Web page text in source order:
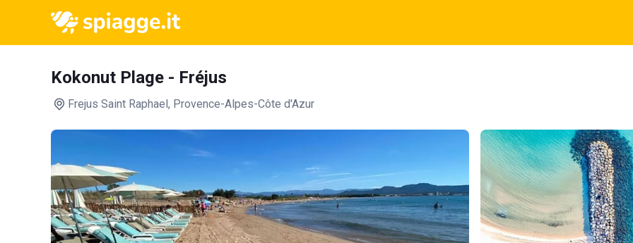
Kokonut Plage - Fréjus
Frejus Saint Raphael, Provence-Alpes-Côte d'Azur